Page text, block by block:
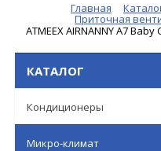
Главная
Приточная
ATMEEX AIRNANNY A7 Baby
КАТАЛОГ
Кондиционеры
Микро-климат